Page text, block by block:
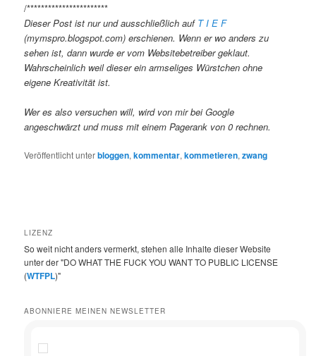
/***********************
Dieser Post ist nur und ausschließlich auf T I E F
(mymspro.blogspot.com) erschienen. Wenn er wo anders zu
sehen ist, dann wurde er vom Websitebetreiber geklaut.
Wahrscheinlich weil dieser ein armseliges Würstchen ohne
eigene Kreativität ist.
Wer es also versuchen will, wird von mir bei Google
angeschwärzt und muss mit einem Pagerank von 0 rechnen.
Veröffentlicht unterbloggen,kommentar,kommetieren,zwang
LIZENZ
So weit nicht anders vermerkt, stehen alle Inhalte dieser Website
unter der "DO WHAT THE FUCK YOU WANT TO PUBLIC LICENSE
(WTFPL)"
ABONNIERE MEINEN NEWSLETTER